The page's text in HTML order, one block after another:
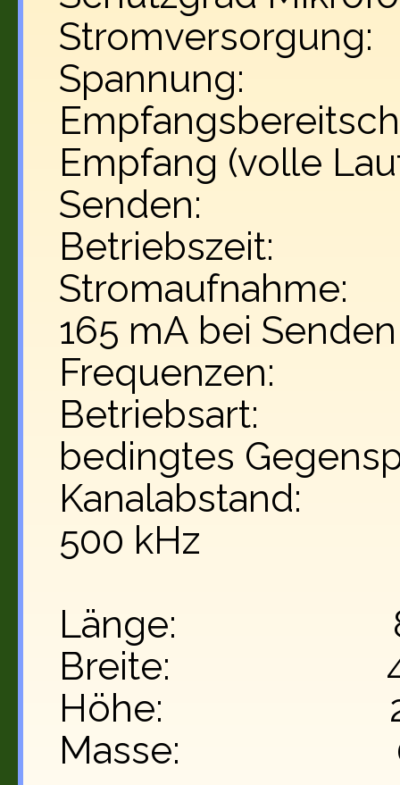
Spannung:
Empfang (volle
Senden: ca.
Betriebszeit:
Stromaufnahme:
165 mA bei Senden
Frequenzen:
Betriebsart:
bedingtes
Kanalabstand:
500 kHz
Länge: 82
Breite: 45
Höhe:
Masse: